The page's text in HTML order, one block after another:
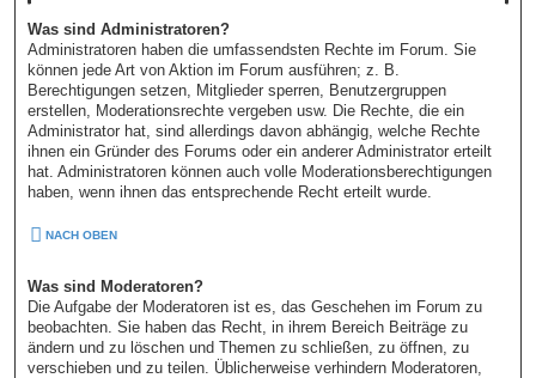
Was sind Administratoren?
Administratoren haben die umfassendsten Rechte im Forum. Sie
können jede Art von Aktion im Forum ausführen; z. B.
Berechtigungen setzen, Mitglieder sperren, Benutzergruppen
erstellen, Moderationsrechte vergeben usw. Die Rechte, die ein
Administrator hat, sind allerdings davon abhängig, welche Rechte
ihnen ein Gründer des Forums oder ein anderer Administrator erteilt
hat. Administratoren können auch volle Moderationsberechtigungen
haben, wenn ihnen das entsprechende Recht erteilt wurde.
NACH OBEN
Was sind Moderatoren?
Die Aufgabe der Moderatoren ist es, das Geschehen im Forum zu
beobachten. Sie haben das Recht, in ihrem Bereich Beiträge zu
ändern und zu löschen und Themen zu schließen, zu öffnen, zu
verschieben und zu teilen. Üblicherweise verhindern Moderatoren,